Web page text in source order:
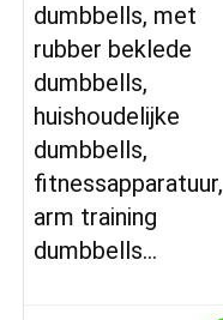
dumbbells, met
rubber beklede
dumbbells,
huishoudelijke
dumbbells,
fitnessapparatuur,
arm training
dumbbells…